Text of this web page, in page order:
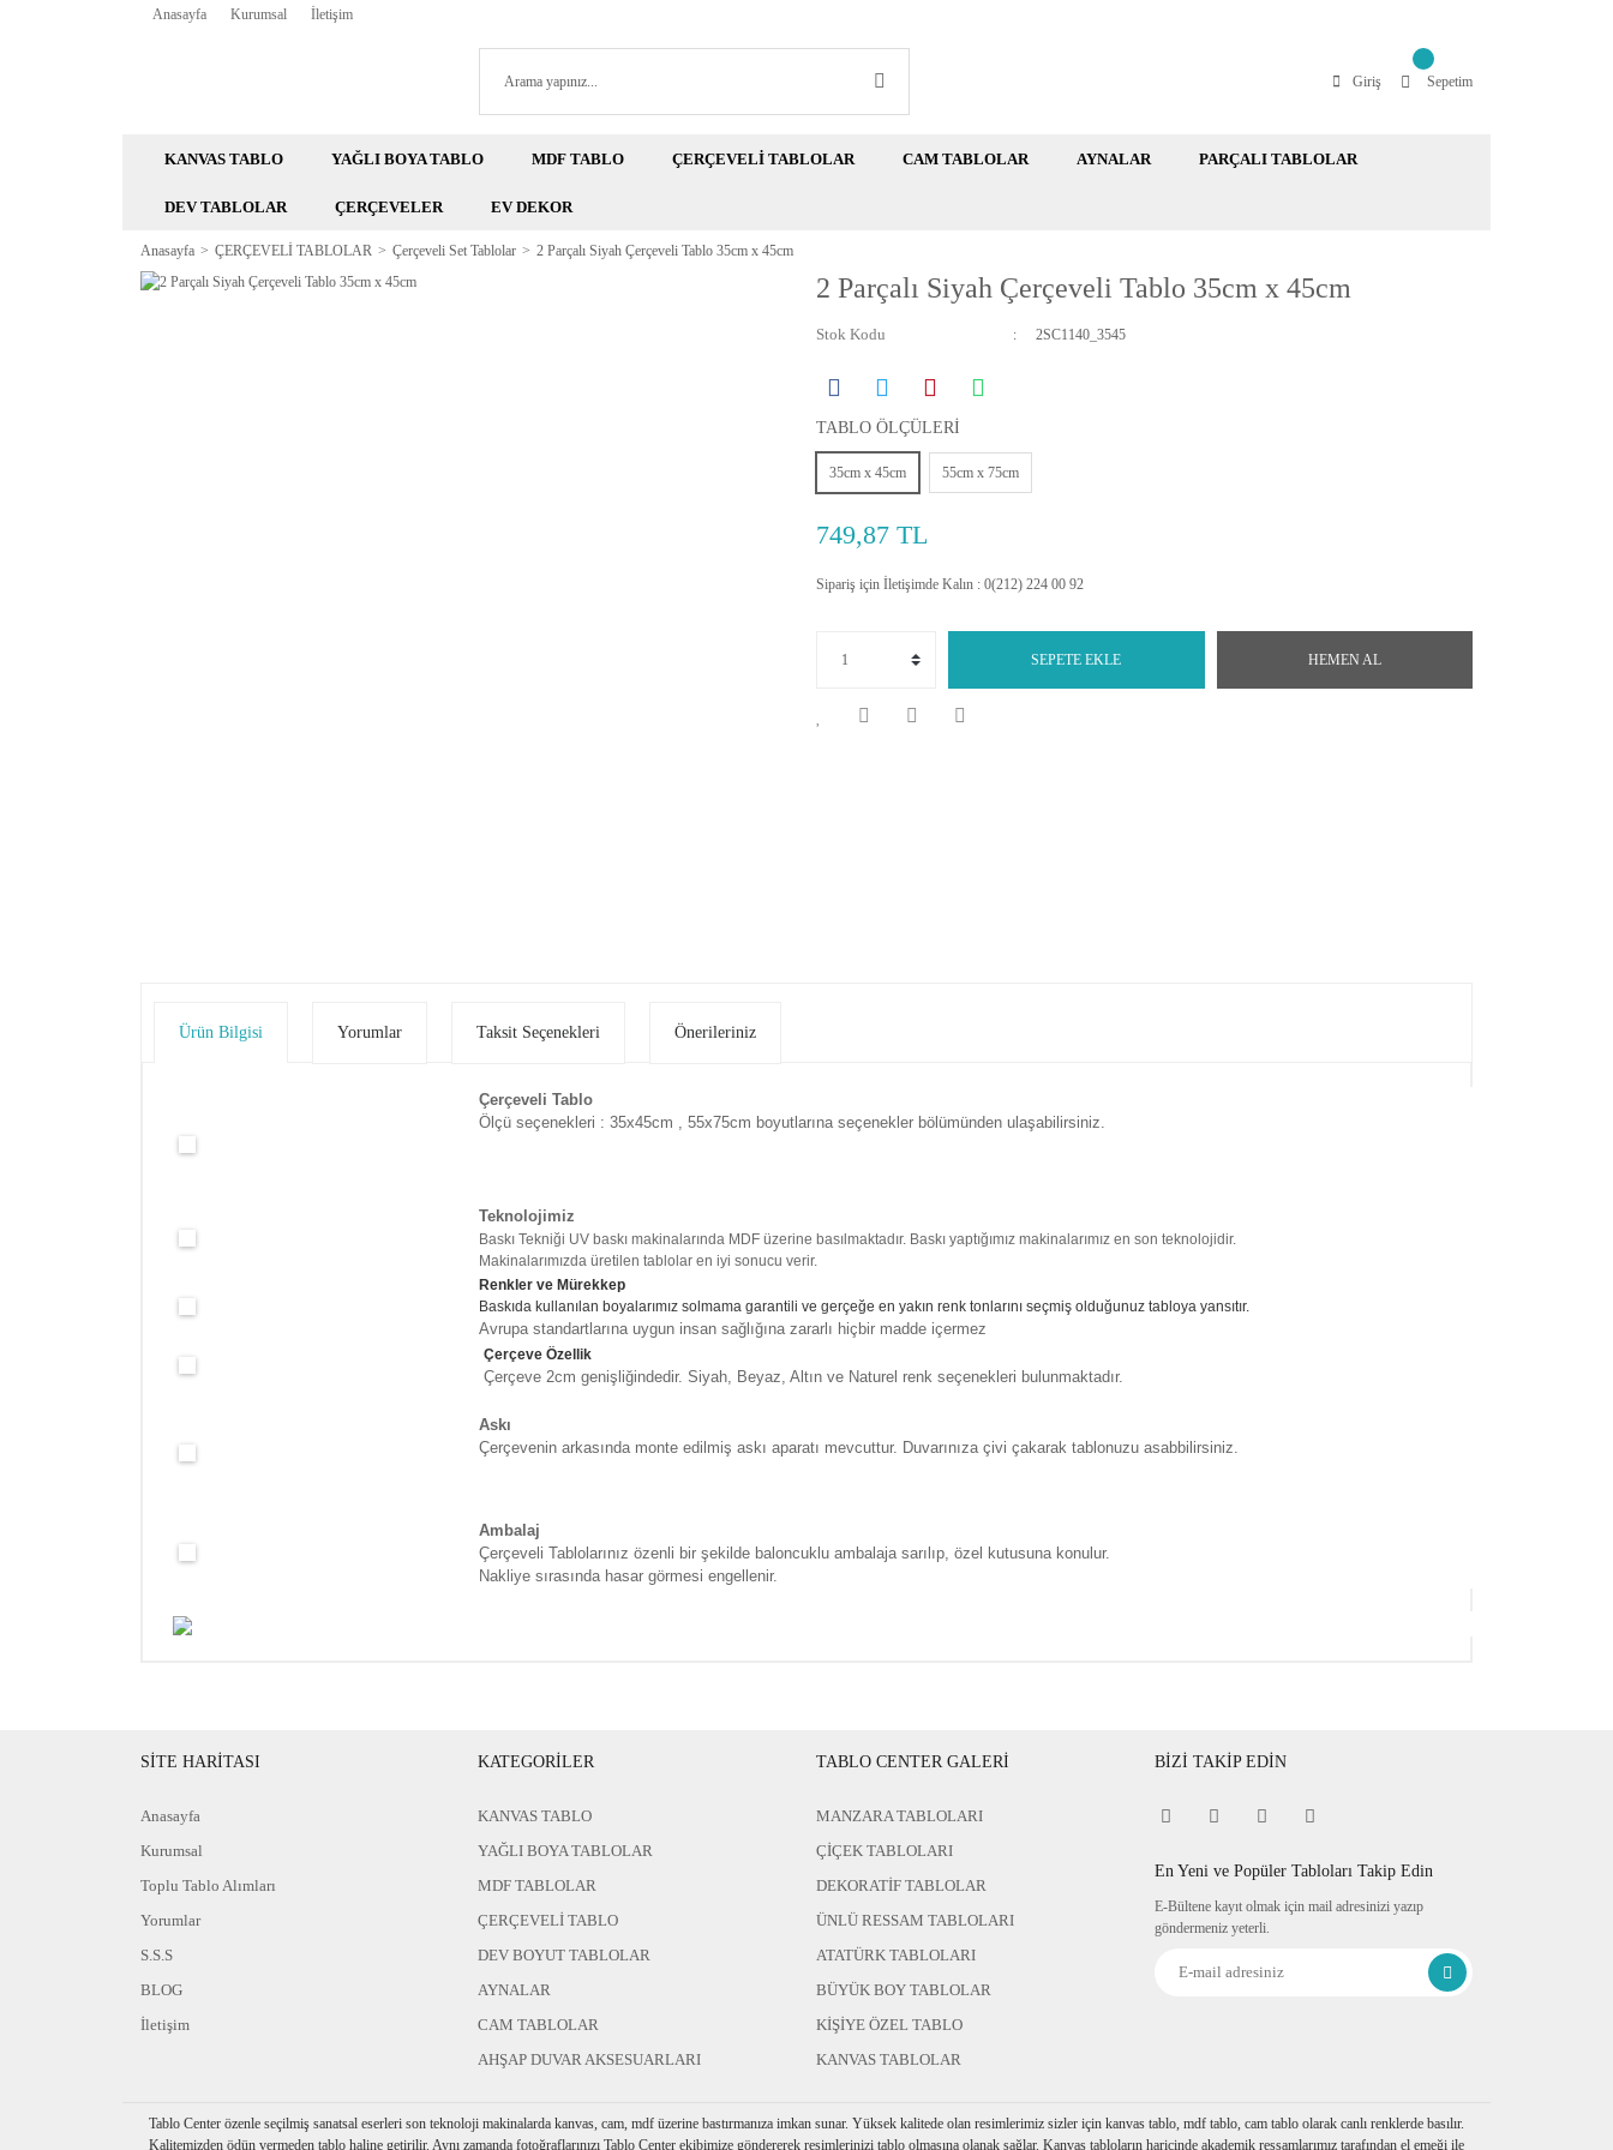
Anasayfa Kurumsal İletişim
Giriş Sepetim
KANVAS TABLO YAĞLI BOYA TABLO MDF TABLO ÇERÇEVELİ TABLOLAR CAM TABLOLAR AYNALAR PARÇALI TABLOLAR
DEV TABLOLAR ÇERÇEVELER EV DEKOR
Anasayfa ÇERÇEVELİ TABLOLAR Çerçeveli Set Tablolar 2 Parçalı Siyah Çerçeveli Tablo 35cm x 45cm
2 Parçalı Siyah Çerçeveli Tablo 35cm x 45cm
Stok Kodu 2SC1140_3545
TABLO ÖLÇÜLERİ
35cm x 45cm 55cm x 75cm
749,87 TL
Sipariş için İletişimde Kalın : 0(212) 224 00 92
SEPETE EKLE HEMEN AL
Ürün Bilgisi Yorumlar Taksit Seçenekleri Önerileriniz
Çerçeveli Tablo
Ölçü seçenekleri : 35x45cm , 55x75cm boyutlarına seçenekler bölümünden ulaşabilirsiniz.
Teknolojimiz
Baskı Tekniği UV baskı makinalarında MDF üzerine basılmaktadır. Baskı yaptığımız makinalarımız en son teknolojidir.
Makinalarımızda üretilen tablolar en iyi sonucu verir.
Renkler ve Mürekkep
Baskıda kullanılan boyalarımız solmama garantili ve gerçeğe en yakın renk tonlarını seçmiş olduğunuz tabloya yansıtır.
Avrupa standartlarına uygun insan sağlığına zararlı hiçbir madde içermez
Çerçeve Özellik
Çerçeve 2cm genişliğindedir. Siyah, Beyaz, Altın ve Naturel renk seçenekleri bulunmaktadır.
Askı
Çerçevenin arkasında monte edilmiş askı aparatı mevcuttur. Duvarınıza çivi çakarak tablonuzu asabbilirsiniz.
Ambalaj
Çerçeveli Tablolarınız özenli bir şekilde baloncuklu ambalaja sarılıp, özel kutusuna konulur.
Nakliye sırasında hasar görmesi engellenir.
SİTE HARİTASI
Anasayfa
Kurumsal
Toplu Tablo Alımları
Yorumlar
S.S.S
BLOG
İletişim
KATEGORİLER
KANVAS TABLO
YAĞLI BOYA TABLOLAR
MDF TABLOLAR
ÇERÇEVELİ TABLO
DEV BOYUT TABLOLAR
AYNALAR
CAM TABLOLAR
AHŞAP DUVAR AKSESUARLARI
TABLO CENTER GALERİ
MANZARA TABLOLARI
ÇİÇEK TABLOLARI
DEKORATİF TABLOLAR
ÜNLÜ RESSAM TABLOLARI
ATATÜRK TABLOLARI
BÜYÜK BOY TABLOLAR
KİŞİYE ÖZEL TABLO
KANVAS TABLOLAR
BİZİ TAKİP EDİN
En Yeni ve Popüler Tabloları Takip Edin
E-Bültene kayıt olmak için mail adresinizi yazıp
göndermeniz yeterli.
Tablo Center özenle seçilmiş sanatsal eserleri son teknoloji makinalarda kanvas, cam, mdf üzerine bastırmanıza imkan sunar. Yüksek kalitede olan resimlerimiz sizler için kanvas tablo, mdf tablo, cam tablo olarak canlı renklerde basılır.
Kalitemizden ödün vermeden tablo haline getirilir. Aynı zamanda fotoğraflarınızı Tablo Center ekibimize göndererek resimlerinizi tablo olmasına olanak sağlar. Kanvas tabloların haricinde akademik ressamlarımız tarafından el emeği ile